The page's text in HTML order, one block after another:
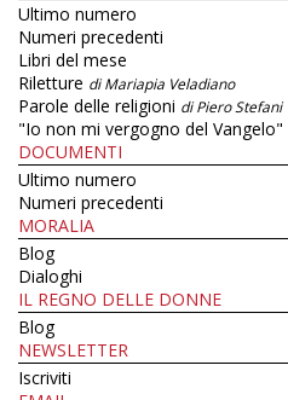
Ultimo numero
Numeri precedenti
Libri del mese
Riletture di Mariapia Veladiano
Parole delle religioni di Piero Stefani
"Io non mi vergogno del Vangelo"
DOCUMENTI
Ultimo numero
Numeri precedenti
MORALIA
Blog
Dialoghi
IL REGNO DELLE DONNE
Blog
NEWSLETTER
Iscriviti